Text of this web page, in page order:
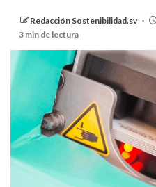
Redacción Sostenibilidad.sv
3 min de lectura